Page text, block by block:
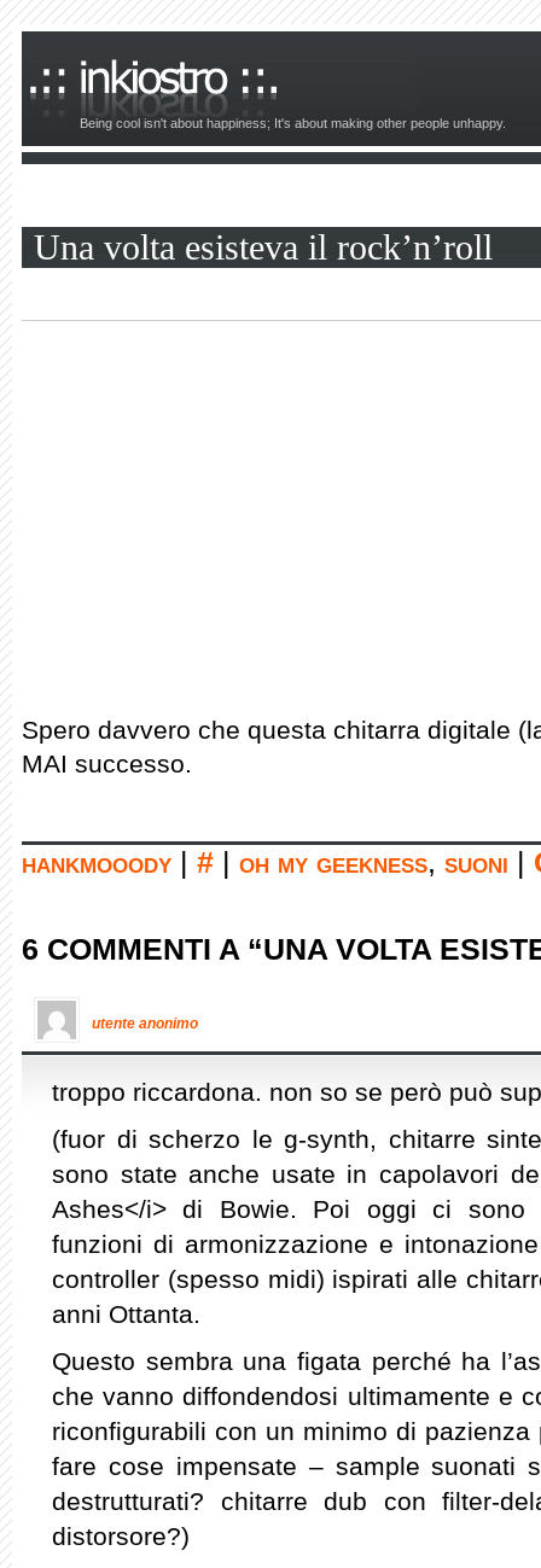
Being cool isn't about happiness; It's about making other people unhappy.
Una volta esisteva il rock’n’roll
Spero davvero che questa chitarra digitale
MAI successo.
hankmooody # oh my geekness, suoni
6 COMMENTI A “UNA VOLTA
utente anonimo
troppo riccardona. non so se però può
(fuor di scherzo le g-synth, chitarre
sono state anche usate in capolavori
Ashes</i> di Bowie. Poi oggi ci sono
funzioni di armonizzazione e
controller (spesso midi) ispirati alle
anni Ottanta.
Questo sembra una figata perché ha
che vanno diffondendosi ultimamente e
riconfigurabili con un minimo di
fare cose impensate – sample suonati
destrutturati? chitarre dub con filter-
distorsore?)